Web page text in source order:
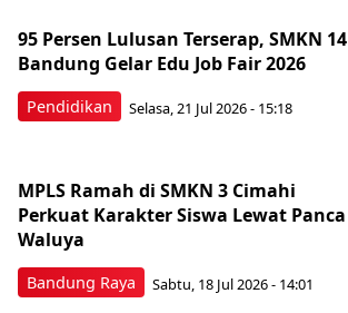
Pendidikan
95 Persen Lulusan Terserap, SMKN 14
Bandung Gelar Edu Job Fair 2026
Selasa, 21 Jul 2026 - 15:18
Bandung Raya
MPLS Ramah di SMKN 3 Cimahi
Perkuat Karakter Siswa Lewat Panca
Waluya
Sabtu, 18 Jul 2026 - 14:01